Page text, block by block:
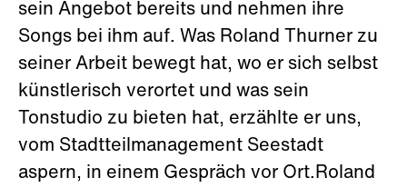
sein Angebot bereits und nehmen ihre
Songs bei ihm auf. Was Roland Thurner zu
seiner Arbeit bewegt hat, wo er sich selbst
künstlerisch verortet und was sein
Tonstudio zu bieten hat, erzählte er uns,
vom Stadtteilmanagement Seestadt
aspern, in einem Gespräch vor Ort.Roland